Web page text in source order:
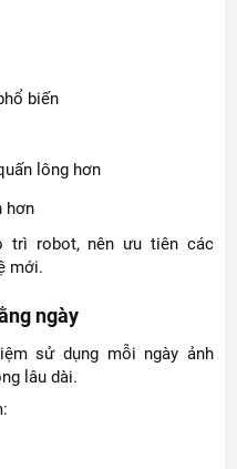
biến
lông hơn
hơn
trì robot, nên ưu tiên các
mới.
ngày
sử dụng mỗi ngày ảnh
lâu dài.